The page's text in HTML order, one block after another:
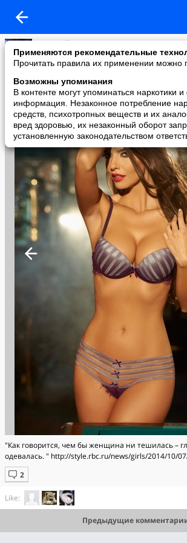
Применяются рекомендательные
Прочитать правила их применении можно
Возможны упоминания
В контенте могут упоминаться наркотики
информация. Незаконное потребление
средств, психотропных веществ и их
вред здоровью, их незаконный оборот
установленную законодательством
Василий Мясорубов
added a photo
11 Oct в 20:43
"Как говорится, чем бы женщина ни тешилась –
одевалась. " http://style.rbc.ru/news/girls/2014/10/
Like:
Предыдущие